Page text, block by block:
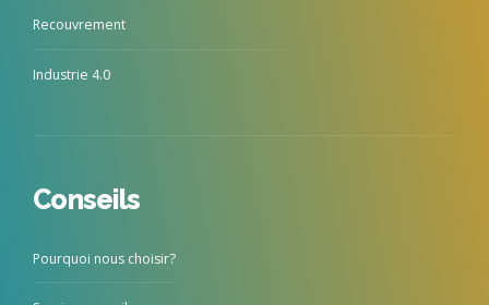
Recouvrement
Industrie 4.0
Conseils
Pourquoi nous choisir?